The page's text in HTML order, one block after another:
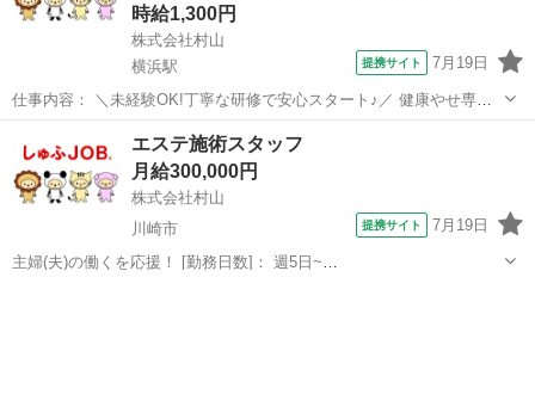
時給1,300円
株式会社村山
横浜駅
提携サイト 7月19日
仕事内容： ＼未経験OK!丁寧な研修で安心スタート♪／ 健康やせ専門
イヴでは、未経験から美容のプロを目指せる環境を整えています。 お
客様の受付やカウンセリング、施術を通じて美容知識を身につけるこ
とができます。 ◆受付・カウ...
横浜駅 エステ
エステ施術スタッフ
月給300,000円
株式会社村山
川崎市
提携サイト 7月19日
主婦(夫)の働くを応援！ [勤務日数]： 週5日~